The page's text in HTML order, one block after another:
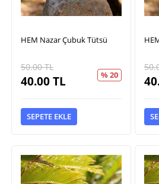
HEM Nazar Çubuk Tütsü
50.00TL
40.00TL % 20
SEPETE EKLE